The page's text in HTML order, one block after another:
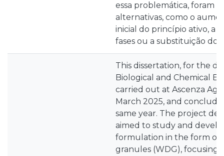
essa problemática, foram
alternativas, como o
inicial do princípio ativo, a
fases ou a substituição do
This dissertation, for the
Biological and Chemical
carried out at Ascenza
March 2025, and
same year. The project
aimed to study and
formulation in the form of
granules (WDG), focusing